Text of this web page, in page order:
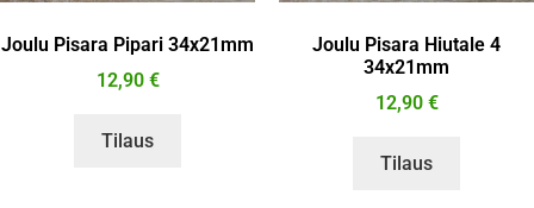
Joulu Pisara Pipari 34x21mm
12,90 €
Tilaus
Joulu Pisara Hiutale 4
34x21mm
12,90 €
Tilaus